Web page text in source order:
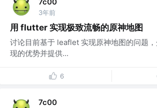
3年前
用 flutter 实现极致流畅的原神地图
讨论目前基于 leaflet 实现原神地图的问题
现的优势并提供...
6
7c00